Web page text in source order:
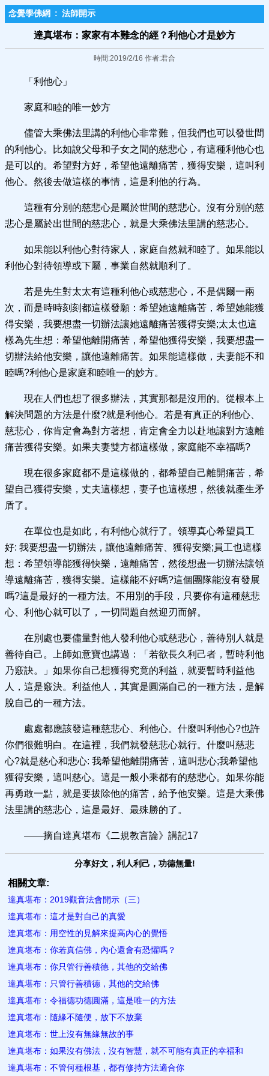
念覺學佛網 : 法師開示
達真堪布：家家有本難念的經？利他心才是妙方
時間:2019/2/16 作者:君合
「利他心」
家庭和睦的唯一妙方
儘管大乘佛法里講的利他心非常難，但我們也可以發世間
的利他心。比如說父母和子女之間的慈悲心，有這種利他心也
是可以的。希望對方好，希望他遠離痛苦，獲得安樂，這叫利
他心。然後去做這樣的事情，這是利他的行為。
這種有分別的慈悲心是屬於世間的慈悲心。沒有分別的慈
悲心是屬於出世間的慈悲心，就是大乘佛法里講的慈悲心。
如果能以利他心對待家人，家庭自然就和睦了。如果能以
利他心對待領導或下屬，事業自然就順利了。
若是先生對太太有這種利他心或慈悲心，不是偶爾一兩
次，而是時時刻刻都這樣發願：希望她遠離痛苦，希望她能獲
得安樂，我要想盡一切辦法讓她遠離痛苦獲得安樂;太太也這
樣為先生想：希望他離開痛苦，希望他獲得安樂，我要想盡一
切辦法給他安樂，讓他遠離痛苦。如果能這樣做，夫妻能不和
睦嗎?利他心是家庭和睦唯一的妙方。
現在人們也想了很多辦法，其實那都是沒用的。從根本上
解決問題的方法是什麼?就是利他心。若是有真正的利他心、
慈悲心，你肯定會為對方著想，肯定會全力以赴地讓對方遠離
痛苦獲得安樂。如果夫妻雙方都這樣做，家庭能不幸福嗎?
現在很多家庭都不是這樣做的，都希望自己離開痛苦，希
望自己獲得安樂，丈夫這樣想，妻子也這樣想，然後就產生矛
盾了。
在單位也是如此，有利他心就行了。領導真心希望員工
好: 我要想盡一切辦法，讓他遠離痛苦、獲得安樂;員工也這樣
想：希望領導能獲得快樂，遠離痛苦，然後想盡一切辦法讓領
導遠離痛苦，獲得安樂。這樣能不好嗎?這個團隊能沒有發展
嗎?這是最好的一種方法。不用別的手段，只要你有這種慈悲
心、利他心就可以了，一切問題自然迎刃而解。
在別處也要儘量對他人發利他心或慈悲心，善待別人就是
善待自己。上師如意寶也講過：「若欲長久利己者，暫時利他
乃竅訣。」如果你自己想獲得究竟的利益，就要暫時利益他
人，這是竅決。利益他人，其實是圓滿自己的一種方法，是解
脫自己的一種方法。
處處都應該發這種慈悲心、利他心。什麼叫利他心?也許
你們很難明白。在這裡，我們就發慈悲心就行。什麼叫慈悲
心?就是慈心和悲心: 我希望他離開痛苦，這叫悲心;我希望他
獲得安樂，這叫慈心。這是一般小乘都有的慈悲心。如果你能
再勇敢一點，就是要拔除他的痛苦，給予他安樂。這是大乘佛
法里講的慈悲心，這是最好、最殊勝的了。
——摘自達真堪布《二規教言論》講記17
分享好文，利人利己，功德無量!
相關文章:
達真堪布：2019觀音法會開示（三）
達真堪布：這才是對自己的真愛
達真堪布：用空性的見解來提高內心的覺悟
達真堪布：你若真信佛，內心還會有恐懼嗎？
達真堪布：你只管行善積德，其他的交給佛
達真堪布：只管行善積德，其他的交給佛
達真堪布：令福德功德圓滿，這是唯一的方法
達真堪布：隨緣不隨便，放下不放棄
達真堪布：世上沒有無緣無故的事
達真堪布：如果沒有佛法，沒有智慧，就不可能有真正的幸福和
達真堪布：不管何種根基，都有修持方法適合你